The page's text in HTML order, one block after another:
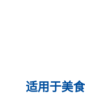
适用于美